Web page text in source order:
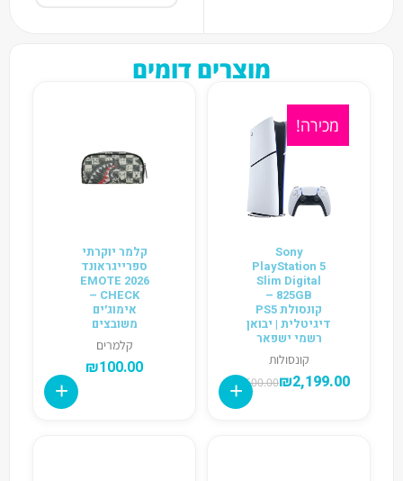
מוצרים דומים
מכירה!
Sony
PlayStation 5
Slim Digital
825GB –
קונסולת PS5
דיגיטלית | יבואן
רשמי ישפאר
קונסולות
₪2,500.00₪2,199.00
קלמר יוקרתי
ספרייגראונד
2026 EMOTE
CHECK –
אימוג׳ים
משובצים
קלמרים
₪100.00